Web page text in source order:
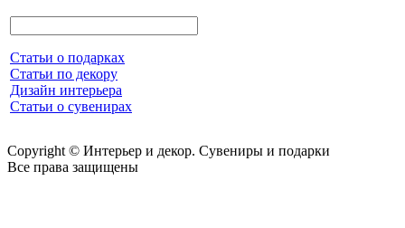
Статьи о подарках
Статьи по декору
Дизайн интерьера
Статьи о сувенирах
Copyright © Интерьер и декор. Сувениры и подарки
Все права защищены